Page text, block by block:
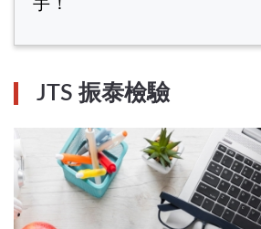
手！
JTS 振泰檢驗